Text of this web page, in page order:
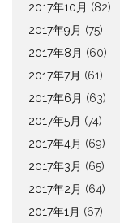
2017年10月 (82)
2017年9月 (75)
2017年8月 (60)
2017年7月 (61)
2017年6月 (63)
2017年5月 (74)
2017年4月 (69)
2017年3月 (65)
2017年2月 (64)
2017年1月 (67)